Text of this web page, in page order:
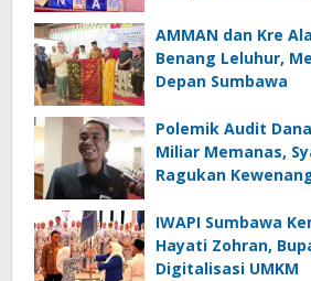
AMMAN dan Kre
Benang Leluhur,
Depan Sumbawa
Polemik Audit
Miliar Memanas,
Ragukan
IWAPI Sumbawa
Hayati Zohran,
Digitalisasi UMKM